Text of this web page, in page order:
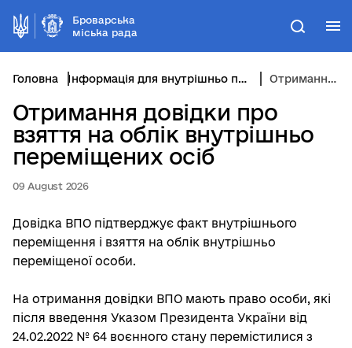
Броварська
міська рада
Пошук
Головна Інформація для внутрішньо переміщених осіб Отримання довідки про взяття на облік внутрішньо переміщених осіб
Отримання довідки про
взяття на облік внутрішньо
переміщених осіб
09 August 2026
Довідка ВПО підтверджує факт внутрішнього
переміщення і взяття на облік внутрішньо
переміщеної особи.
На отримання довідки ВПО мають право особи, які
після введення Указом Президента України від
24.02.2022 № 64 воєнного стану перемістилися з